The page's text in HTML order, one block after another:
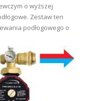
o wyższej
Zestaw ten
podłogowego o